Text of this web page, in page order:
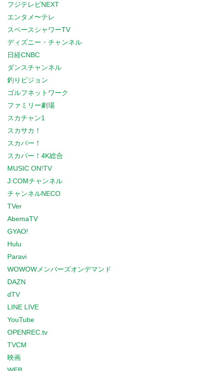
フジテレビNEXT
エンタメ〜テレ
スペースシャワーTV
ディズニー・チャンネル
日経CNBC
ダンスチャンネル
釣りビジョン
ゴルフネットワーク
ファミリー劇場
スカチャン1
スカサカ！
スカパー！
スカパー！4K総合
MUSIC ON!TV
J:COMチャンネル
チャンネルNECO
TVer
AbemaTV
GYAO!
Hulu
Paravi
WOWOWメンバーズオンデマンド
DAZN
dTV
LINE LIVE
YouTube
OPENREC.tv
TVCM
映画